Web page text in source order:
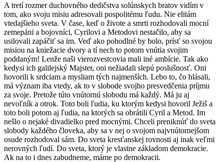
A tretí rozmer duchovného dedičstva solúnskych bratov vidím v
tom, ako svoju misiu adresovali pospolitému ľudu. Nie elitám
vtedajšieho sveta. V čase, keď o živote a smrti rozhodovali mocní
zemepáni a bojovníci, Cyrilovi a Metodovi nestačilo, aby sa
usilovali zapáčiť sa im. Veď ako pohodlné by bolo, prísť so svojou
misiou na kniežacie dvory a tí nech to potom vnútia svojim
poddaným! Lenže naši vierozvestcovia mali iné ambície. Tak ako
kedysi ich galilejský Majster, oni nežiadali slepú poslušnosť. Oni
hovorili k srdciam a mysliam tých najmenších. Lebo to, čo hlásali,
má význam iba vtedy, ak to v slobode svojho presvedčenia príjmu
za svoje. Pretože túto vnútornú slobodu má každý. Má ju aj
nevoľník a otrok. Toto boli ľudia, ku ktorým kedysi hovoril Ježiš a
toto boli potom aj ľudia, na ktorých sa obrátili Cyril a Metod. Im
nešlo o nejaké divadielko pred mocnými. Chceli preniknúť do sveta
slobody každého človeka, aby sa v nej o svojom najvnútornejšom
osude rozhodoval sám. Do sveta kresťanskej rovnosti aj inak veľmi
nerovných ľudí. Do sveta, ktorý je vlastne základom demokracie.
Ak na to i dnes zabudneme, máme po demokracii.